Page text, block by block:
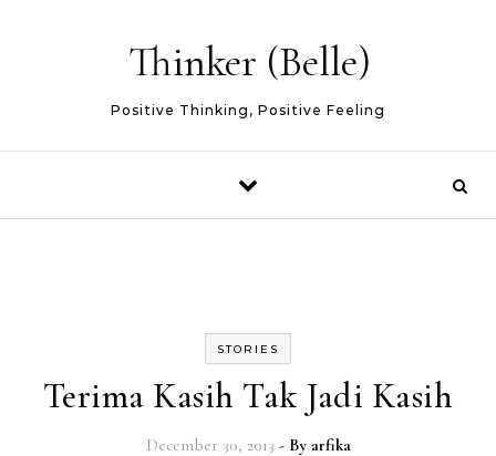
Thinker (Belle)
Positive Thinking, Positive Feeling
STORIES
Terima Kasih Tak Jadi Kasih
December 30, 2013 - By arfika